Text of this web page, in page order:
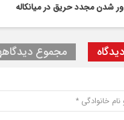
شدن مجدد حریق در میانکاله
مجموع